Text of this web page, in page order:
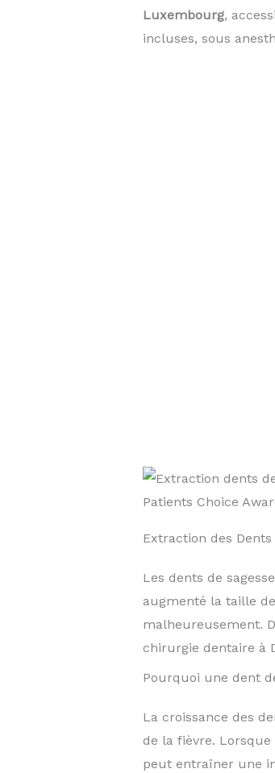
Luxembourg,
incluses, sous
Patients Choice
Extraction des
Les dents de
augmenté la taille
malheureusement.
chirurgie dentaire à
Pourquoi une dent
La croissance des
de la fièvre. Lorsque
peut entraîner une